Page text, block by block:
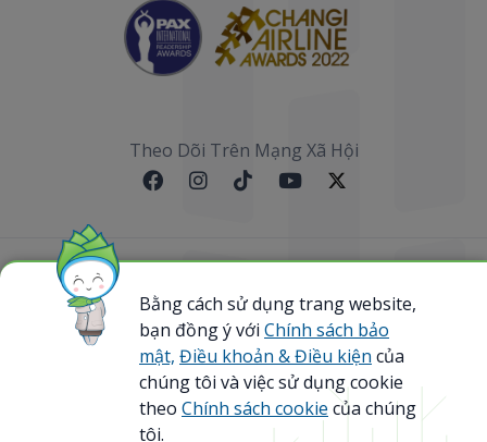
Theo Dõi Trên Mạng Xã Hội
Sơ đồ website
@ 2023 Bamboo Airways Copyright. All Rights
Reserved.
Business Registration Code: 0107867370
Bằng cách sử dụng trang website,
bạn đồng ý với Chính sách bảo
mật, Điều khoản & Điều kiện của
chúng tôi và việc sử dụng cookie
theo Chính sách cookie của chúng
tôi.